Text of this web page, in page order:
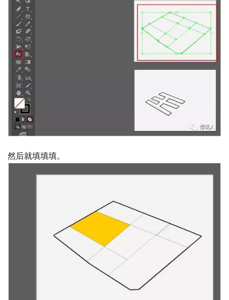
工
作
流
然后就填填填。